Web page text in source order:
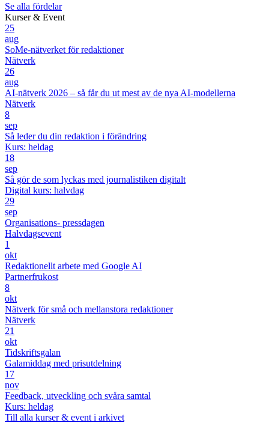
Se alla fördelar
Kurser & Event
25
aug
SoMe-nätverket för redaktioner
Nätverk
26
aug
AI-nätverk 2026 – så får du ut mest av de nya AI-modellerna
Nätverk
8
sep
Så leder du din redaktion i förändring
Kurs: heldag
18
sep
Så gör de som lyckas med journalistiken digitalt
Digital kurs: halvdag
29
sep
Organisations- pressdagen
Halvdagsevent
1
okt
Redaktionellt arbete med Google AI
Partnerfrukost
8
okt
Nätverk för små och mellanstora redaktioner
Nätverk
21
okt
Tidskriftsgalan
Galamiddag med prisutdelning
17
nov
Feedback, utveckling och svåra samtal
Kurs: heldag
Till alla kurser & event i arkivet